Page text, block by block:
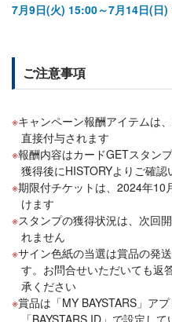
7月9日(火) 15:00～7月14日(日)
ご注意事項
キャンペーン報酬アイテムは
直接付与されます
報酬内容はカードGETスタン
獲得後にHISTORYよりご確認
期限付チケットは、2024年
けます
スタンプの獲得状況は、次回
れません
サイン色紙の当選は賞品の発
す。お問合せいただいても返
承ください
賞品は「MY BAYSTARS」ア
「BAYSTARS ID」で設定し